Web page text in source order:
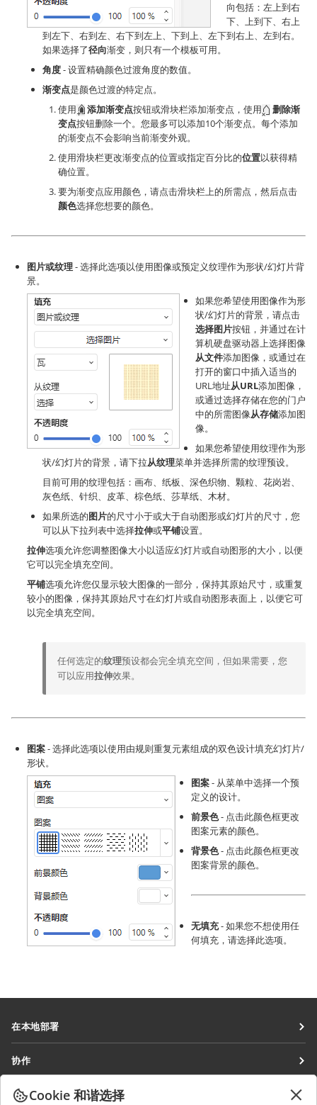
向包括：左上到右
下、上到下、右上
到左下、右到左、右下到左上、下到上、左下到右上、左到右。
如果选择了径向渐变，则只有一个模板可用。
角度- 设置精确颜色过渡角度的数值。
渐变点是颜色过渡的特定点。
使用
添加渐变点按钮或滑块栏添加渐变点，使用
删除渐
变点按钮删除一个。您最多可以添加10个渐变点。每个添加
的渐变点不会影响当前渐变外观。
使用滑块栏更改渐变点的位置或指定百分比的位置以获得精
确位置。
要为渐变点应用颜色，请点击滑块栏上的所需点，然后点击
颜色选择您想要的颜色。
图片或纹理- 选择此选项以使用图像或预定义纹理作为形状/幻灯片背
景。
如果您希望使用图像作为形
状/幻灯片的背景，请点击
选择图片按钮，并通过在计
算机硬盘驱动器上选择图像
从文件添加图像，或通过在
打开的窗口中插入适当的
URL地址从URL添加图像，
或通过选择存储在您的门户
中的所需图像从存储添加图
像。
如果您希望使用纹理作为形
状/幻灯片的背景，请下拉从纹理菜单并选择所需的纹理预设。
目前可用的纹理包括：画布、纸板、深色织物、颗粒、花岗岩、
灰色纸、针织、皮革、棕色纸、莎草纸、木材。
如果所选的图片的尺寸小于或大于自动图形或幻灯片的尺寸，您
可以从下拉列表中选择拉伸或平铺设置。
拉伸选项允许您调整图像大小以适应幻灯片或自动图形的大小，以便
它可以完全填充空间。
平铺选项允许您仅显示较大图像的一部分，保持其原始尺寸，或重复
较小的图像，保持其原始尺寸在幻灯片或自动图形表面上，以便它可
以完全填充空间。
任何选定的纹理预设都会完全填充空间，但如果需要，您
可以应用拉伸效果。
图案- 选择此选项以使用由规则重复元素组成的双色设计填充幻灯片/
形状。
图案- 从菜单中选择一个预
定义的设计。
前景色- 点击此颜色框更改
图案元素的颜色。
背景色- 点击此颜色框更改
图案背景的颜色。
无填充- 如果您不想使用任
何填充，请选择此选项。
在本地部署
协作空间
工作区
协作
获取最新资讯
Cookie 和谐选择